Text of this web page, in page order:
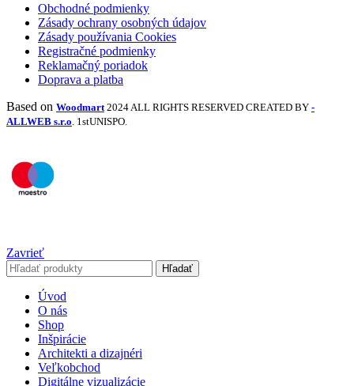
Obchodné podmienky
Zásady ochrany osobných údajov
Zásady používania Cookies
Registračné podmienky
Reklamačný poriadok
Doprava a platba
Based on Woodmart 2024 ALL RIGHTS RESERVED CREATED BY -
ALLWEB s.r.o . 1stUNISPO.
Zavrieť
Hľadať
Úvod
O nás
Shop
Inšpirácie
Architekti a dizajnéri
Veľkobchod
Digitálne vizualizácie